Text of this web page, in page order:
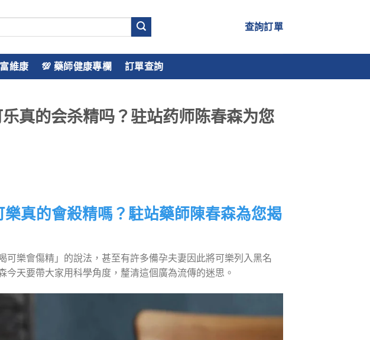
查詢訂單
維康 💯 藥師健康專欄 訂單查詢
真的会杀精吗？驻站药师陈春森为您
真的會殺精嗎？駐站藥師陳春森為您揭
可樂會傷精」的說法，甚至有許多備孕夫妻因此將可樂列入黑名
天要帶大家用科學角度，釐清這個廣為流傳的迷思。